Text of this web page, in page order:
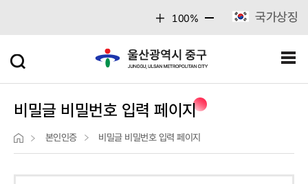
100% 국가상징
비밀글 비밀번호 입력 페이지
본인인증 비밀글 비밀번호 입력 페이지